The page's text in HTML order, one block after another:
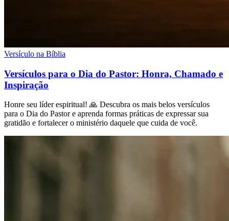
Versículo na Bíblia
Versículos para o Dia do Pastor: Honra, Chamado e
Inspiração
Honre seu líder espiritual! 🙏 Descubra os mais belos versículos
para o Dia do Pastor e aprenda formas práticas de expressar sua
gratidão e fortalecer o ministério daquele que cuida de você.